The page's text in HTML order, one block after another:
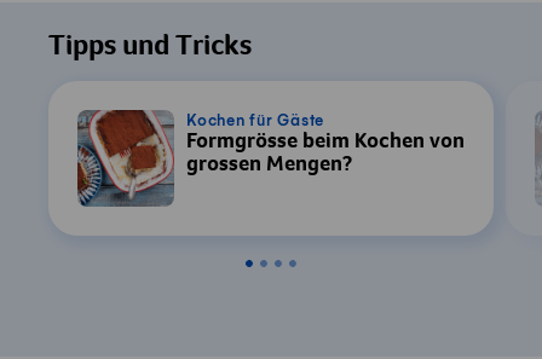
Tipps und Tricks
Kochen für Gäste
Formgrösse beim Kochen von
grossen Mengen?